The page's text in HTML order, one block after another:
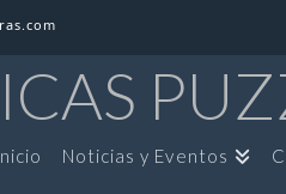
Noticias y Eventos